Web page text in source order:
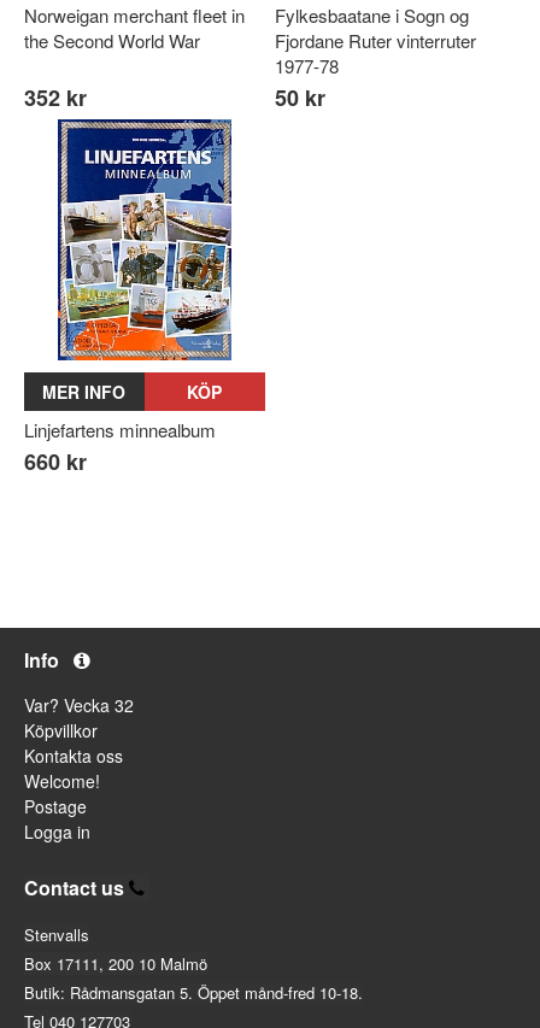
Norweigan merchant fleet in
the Second World War
352 kr
Fylkesbaatane i Sogn og
Fjordane Ruter vinterruter
1977-78
50 kr
MER INFO KÖP
Linjefartens minnealbum
660 kr
Info
Var? Vecka 32
Köpvillkor
Kontakta oss
Welcome!
Postage
Logga in
Contact us
Stenvalls
Box 17111, 200 10 Malmö
Butik: Rådmansgatan 5. Öppet månd-fred 10-18.
Tel 040 127703